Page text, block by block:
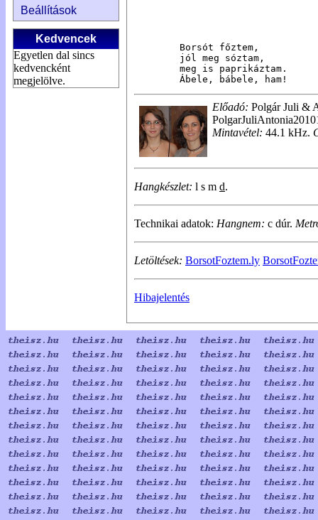
Beállítások
Kedvencek
Egyetlen dal sincs
kedvencként
megjelölve.
Borsót főztem,
jól meg sóztam,
meg is paprikáztam.
Ábele, bábele, ham!
Előadó: Polgár Juli &
Mintavétel: 44.1 kHz.
Hangkészlet: l s m d.
Technikai adatok: Hangnem: c dúr.
Letöltések: BorsotFoztem.ly
Hibajelentés